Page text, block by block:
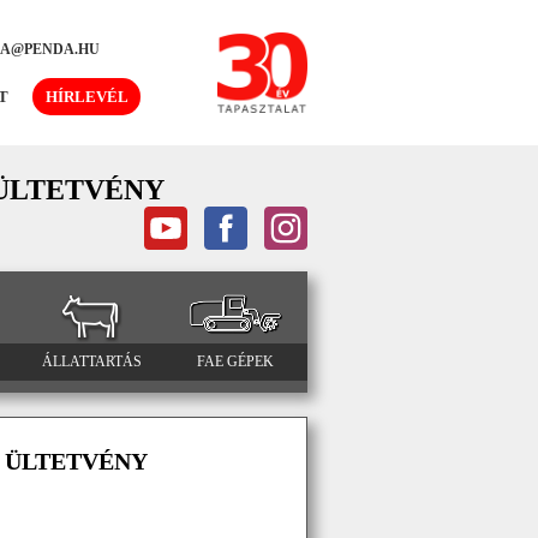
HÍRLEVÉL
ÁLLATTARTÁS FAE GÉPEK